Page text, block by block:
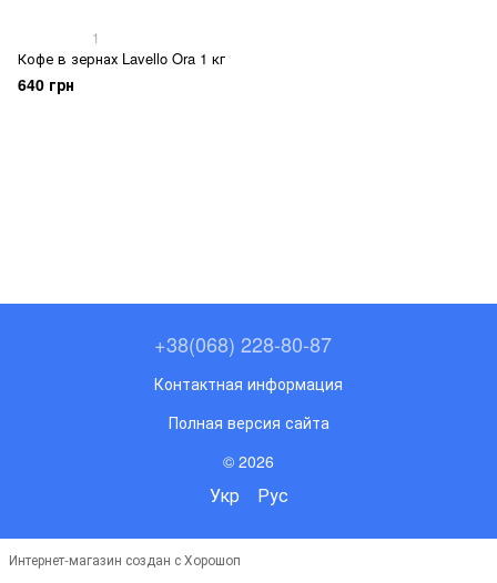
1
Кофе в зернах Lavello Ora 1 кг
640 грн
+38(068) 228-80-87
Контактная информация
Полная версия сайта
© 2026
Укр Рус
Интернет-магазин создан с Хорошоп